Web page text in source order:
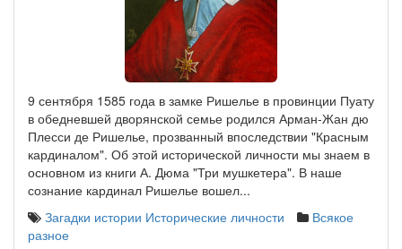
9 сентября 1585 года в замке Ришелье в провинции Пуату
в обедневшей дворянской семье родился Арман-Жан дю
Плесси де Ришелье, прозванный впоследствии "Красным
кардиналом". Об этой исторической личности мы знаем в
основном из книги А. Дюма "Три мушкетера". В наше
сознание кардинал Ришелье вошел...
Загадки истории Исторические личности
Всякое
разное